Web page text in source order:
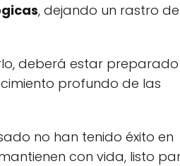
, dejando un rastro de
deberá estar preparado
profundo de las
no han tenido éxito en
con vida, listo